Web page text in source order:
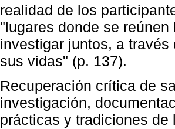
realidad de los
"lugares donde se
investigar juntos, a
sus vidas" (p. 137).
Recuperación crítica de
investigación,
prácticas y tradiciones